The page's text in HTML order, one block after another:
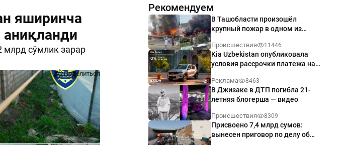
яширинча
аниқланди
млрд сўмлик зарар
Поделиться
Рекомендуем
В Ташобласти произошёл
крупный пожар в одном из
Происшествия 11446
Kia Uzbekistan опубликовала
условия рассрочки платежа на
годовых
Реклама 8463
В Джизаке в ДТП погибла 21-
летняя блогерша — видео
Происшествия 8309
Присвоено 7,4 млрд сумов:
вынесен приговор по делу об